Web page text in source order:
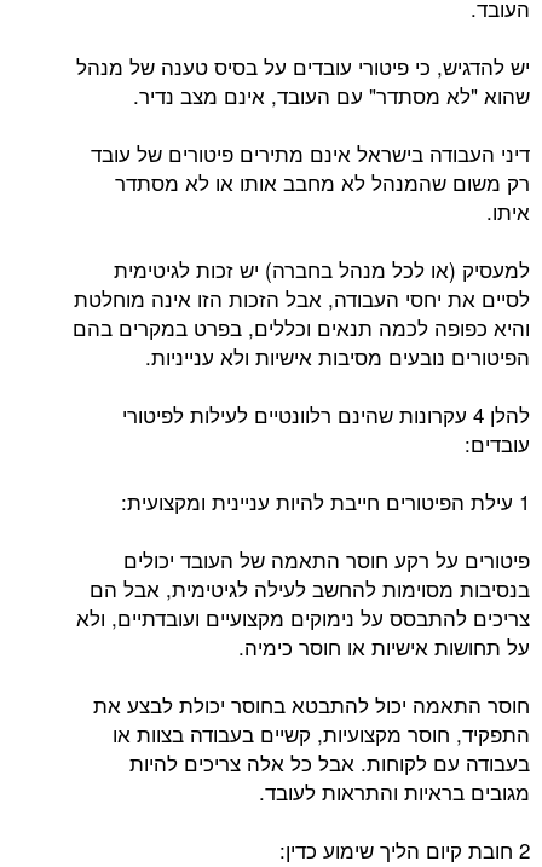
העובד.
יש להדגיש, כי פיטורי עובדים על בסיס טענה של מנהל
שהוא "לא מסתדר" עם העובד, אינם מצב נדיר.
דיני העבודה בישראל אינם מתירים פיטורים של עובד
רק משום שהמנהל לא מחבב אותו או לא מסתדר
איתו.
למעסיק (או לכל מנהל בחברה) יש זכות לגיטימית
לסיים את יחסי העבודה, אבל הזכות הזו אינה מוחלטת
והיא כפופה לכמה תנאים וכללים, בפרט במקרים בהם
הפיטורים נובעים מסיבות אישיות ולא ענייניות.
להלן 4 עקרונות שהינם רלוונטיים לעילות לפיטורי
עובדים:
1 עילת הפיטורים חייבת להיות עניינית ומקצועית:
פיטורים על רקע חוסר התאמה של העובד יכולים
בנסיבות מסוימות להחשב לעילה לגיטימית, אבל הם
צריכים להתבסס על נימוקים מקצועיים ועובדתיים, ולא
על תחושות אישיות או חוסר כימיה.
חוסר התאמה יכול להתבטא בחוסר יכולת לבצע את
התפקיד, חוסר מקצועיות, קשיים בעבודה בצוות או
בעבודה עם לקוחות. אבל כל אלה צריכים להיות
מגובים בראיות והתראות לעובד.
2 חובת קיום הליך שימוע כדין: